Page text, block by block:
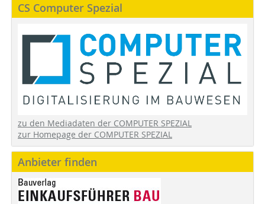
CS Computer Spezial
zu den Mediadaten der COMPUTER SPEZIAL
zur Homepage der COMPUTER SPEZIAL
Anbieter finden